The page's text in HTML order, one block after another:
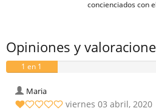
concienciados con
Opiniones y
1 en 1
Maria
viernes 03 abril, 2020